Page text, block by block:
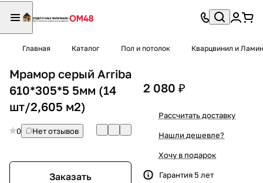
Главная Каталог Пол и потолок Кварцвинил и
Мрамор серый Arriba
610*305*5 5мм (14
шт/2,605 м2)
0 Нет отзывов
Заказать
2 080 ₽
Рассчитать доставку
Нашли дешевле?
Хочу в подарок
Гарантия 5 лет